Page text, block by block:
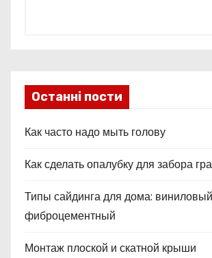
м
Останні пости
Как часто надо мыть голову
Как сделать опалубку для забора
Типы сайдинга для дома:
фиброцементный
Монтаж плоской и скатной крыши